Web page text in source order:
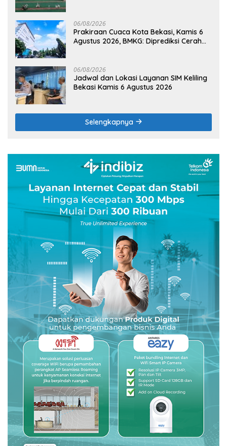
06/08/2026
Prakiraan Cuaca Kota Bekasi, Kamis 6
Agustus 2026, BMKG: Diprediksi Cerah
06/08/2026
Jadwal dan Lokasi Layanan SIM Keliling
Bekasi Kamis 6 Agustus 2026
Selengkapnya